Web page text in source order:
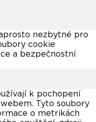
nezbytné pro
cookie
a bezpečnostní
k pochopení
Tyto soubory
o metrikách